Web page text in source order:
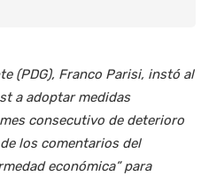
(PDG), Franco Parisi, instó al
a adoptar medidas
consecutivo de deterioro
los comentarios del
económica” para